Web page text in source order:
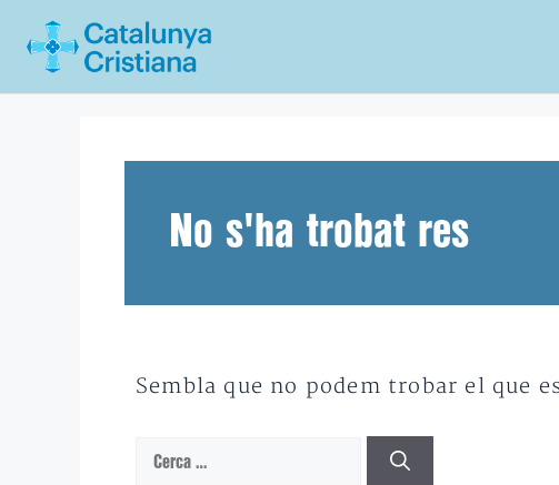
No s'ha trobat res
Sembla que no podem trobar el que
Cerca: